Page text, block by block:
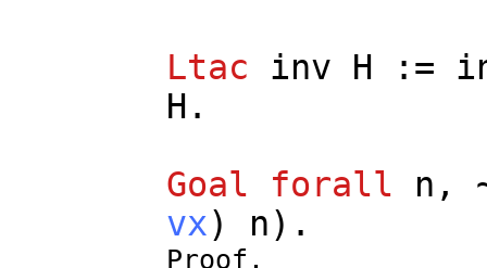
Ltac inv H :=
H .
Goal
forall n ,
vx) n).
Proof.